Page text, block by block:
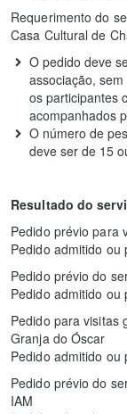
Requerimento do
Casa Cultural de
O pedido deve
associação,
os participantes
acompanhados
O número de
deve ser de 15
Resultado do
Pedido prévio para
Pedido admitido ou
Pedido prévio do
Pedido admitido ou
Pedido para visitas
Granja do Óscar
Pedido admitido ou
Pedido prévio do
IAM